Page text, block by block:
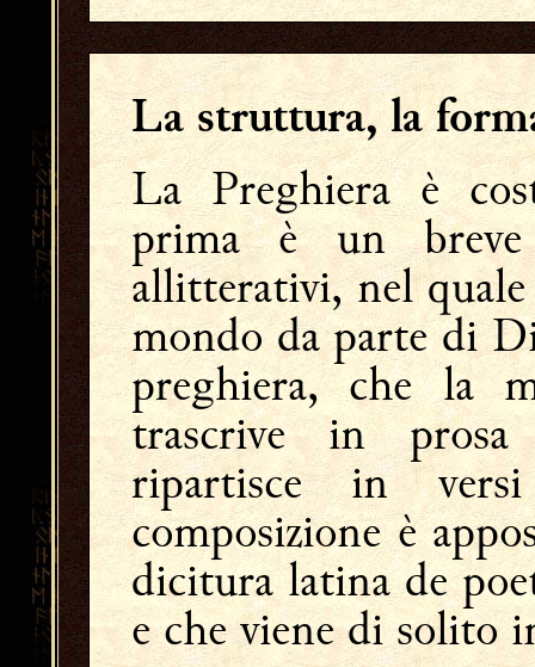
La struttura, la
La Preghiera è
prima è un
allitterativi, nel quale
mondo da parte di
preghiera, che la
trascrive in
ripartisce in
composizione è
dicitura latina de
e che viene di solito